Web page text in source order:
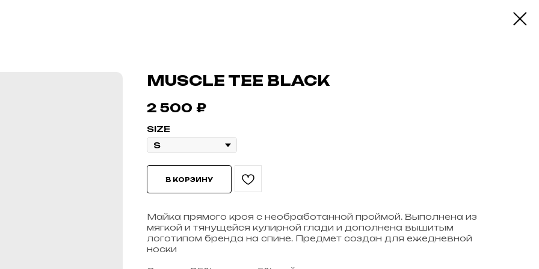
MUSCLE TEE BLACK
2 500 ₽
SIZE
В КОРЗИНУ
Майка прямого кроя с необработанной проймой. Выполнена из
мягкой и тянущейся кулирной глади и дополнена вышитым
логотипом бренда на спине. Предмет создан для ежедневной
носки